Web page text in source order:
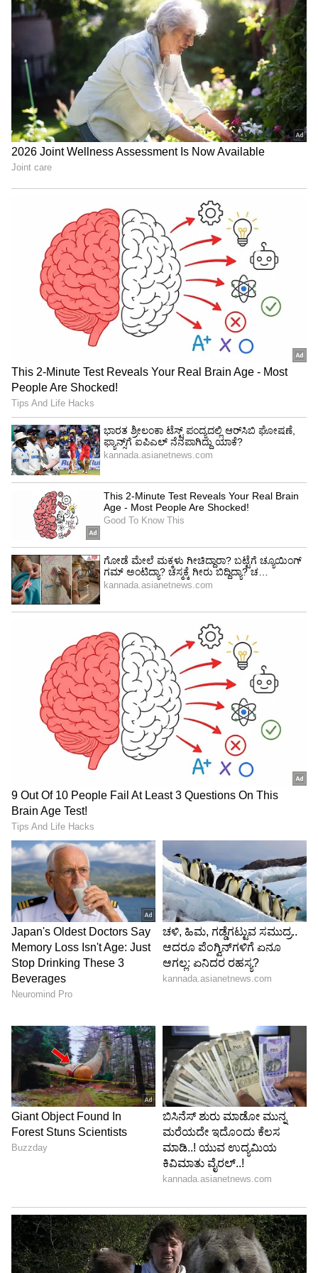
ತಾಯಿ ಪ್ಲೇಸ್ಕೂಲ್ ನಡೆಸುತ್ತಿದ್ದರು
ತನ್ನ ತಾಯಿ ಶೈಕ್ಷಣಿಕ ಯಶಸ್ಸಿನ ಮೇಲೆ ಒತ್ತಡ
ಹೇರುವುದಕ್ಕಿಂತ ಹೆಚ್ಚಾಗಿ, ಗೌರವಯುತ ಮತ್ತು ದಯೆಯುಳ್ಳ
ಮಕ್ಕಳನ್ನು ಬೆಳೆಸುವುದರ ಮೇಲೆ ಹೆಚ್ಚು ಗಮನಹರಿಸಿದ್ದರು
ಎಂದು ಕಿಯಾರಾ ಹಂಚಿಕೊಂಡಿದ್ದಾರೆ. ತಮ್ಮದೇ ಆದ ಕಷ್ಟಗಳ
ನಡುವೆಯೂ ಪೋಷಕರು ಯಾವಾಗಲೂ ಭಾವನಾತ್ಮಕವಾಗಿ
ಲಭ್ಯರಿದ್ದಿದ್ದನ್ನು ಅವರು ಶ್ಲಾಘಿಸಿದ್ದಾರೆ. ಕಿಯಾರಾ ಅವರ ತಂದೆ
ಕೆಲಸ ಮಾಡಲು ಪ್ರಾರಂಭಿಸಿದ್ದರು. ಅವರ ತಾಯಿ ಪ್ಲೇಸ್ಕೂಲ್
ನಡೆಸುತ್ತಿದ್ದರು. ಕುಟುಂಬಕ್ಕಾಗಿ ಅವರ ಸಮರ್ಪಣೆಯೇ ಇಂದು
ತಾನು ಈ ವ್ಯಕ್ತಿಯಾಗಲು ಕಾರಣ ಎಂದು ಕಿಯಾರಾ
ಹೇಳಿದ್ದಾರೆ.
LATEST VIDEOS
ಕನ್ನಡ ಸಿನಿಮಾ ( Kannada Cinema News), ಟಿವಿ
ಕಾರ್ಯಕ್ರಮಗಳು (Kannada TV Shows), ಸೆಲೆಬ್ರಿಟಿ
ಸುದ್ದಿಗಳು ಮತ್ತು ಇತ್ತೀಚಿನ ಸುದ್ದಿಗಳಿಗಾಗಿ ಏಷ್ಯಾನೆಟ್
ಸುವರ್ಣ ನ್ಯೂಸ್‌ನಲ್ಲಿ ಮನರಂಜನಾ ವಿಭಾಗ ನೋಡಿ.
ಸಿನಿಮಾ ವಿಮರ್ಶೆಗಳು (Kannada Movies Review),
ತಾರೆಯರ ಸಂದರ್ಶನಗಳು, ಧಾರಾವಾಹಿ ಅಪ್‌ಡೇಟ್ಸ್‌,
ತೆರೆಮರೆಯ ಕಥೆಗಳು,
ABOUT THE AUTHOR
Govindaraj S
ಏಷ್ಯಾನೆಟ್ ಸುವರ್ಣ ಡಿಜಿಟಲ್ ಕನ್ನಡ ವಿಭಾಗದಲ್ಲಿ ಉಪ ಸಂಪಾದಕ.
ಕಳೆದ 8 ವರ್ಷಗಳಿಂದ ಮಾಧ್ಯಮ ಪ್ರಪಂಚದಲ್ಲಿದ್ದೇನೆ. ಹುಟ್ಟಿ
ಬೆಳೆದಿದ್ದು ಬೆಂಗಳೂರಿನಲ್ಲಿ. ಸ್ನಾತಕೋತ್ತರ ಪದವಿಯನ್ನು ಬೆಂಗಳೂರು
ವಿಶ್ವವಿದ್ಯಾಲಯದಿಂದ ಪಡೆದಿದ್ದೇನೆ. ದೂರದರ್ಶನದಲ್ಲಿ ಇಂಟರ್ನ್‌ಶಿಪ್
ನಿರ್ವಹಣೆ. ಪ್ರಜಾವಾಣಿ ಮತ್ತು ಉದಯವಾಣಿ ಡಿಜಿಟಲ್ ವಿಭಾಗದಲ್ಲಿ
ಬರಹಗಾರ ಹಾಗೂ ಕಂಟೆಂಟ್ ಡೆವಲಪರ್ ಆಗಿ ಕೆಲಸ ಮಾಡಿದ್ದೇನೆ.
ಮನರಂಜನೆ ಸುದ್ದಿಗಳ ಬಗ್ಗೆ ತುಂಬಾ ಆಸಕ್ತಿ. ಸಿನಿಮಾ ವೀಕ್ಷಿಸುವುದು,
ಸಂಗೀತ ಕೇಳುವುದು ಮತ್ತು ಕ್ರೀಡೆ ನೆಚ್ಚಿನ ಹವ್ಯಾಸಗಳು.
ಮಗಳು ಬಾಲಿವುಡ್ ಮನರಂಜನಾ ಸುದ್ದಿ
DOWNLOAD APP
RECOMMENDED STORIES